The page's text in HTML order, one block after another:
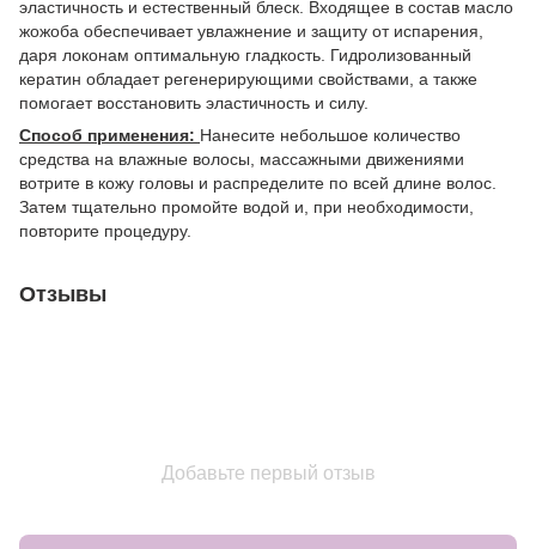
эластичность и естественный блеск. Входящее в состав масло
жожоба обеспечивает увлажнение и защиту от испарения,
даря локонам оптимальную гладкость. Гидролизованный
кератин обладает регенерирующими свойствами, а также
помогает восстановить эластичность и силу.
Способ применения: Нанесите небольшое количество
средства на влажные волосы, массажными движениями
вотрите в кожу головы и распределите по всей длине волос.
Затем тщательно промойте водой и, при необходимости,
повторите процедуру.
Отзывы
Добавьте первый отзыв